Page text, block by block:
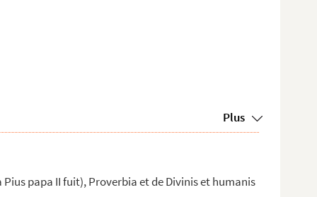
Plus
Pius papa II fuit), Proverbia et de Divinis et humanis